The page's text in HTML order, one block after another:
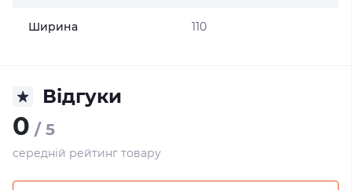
Ширина 110
Відгуки
0 / 5
середній рейтинг товару